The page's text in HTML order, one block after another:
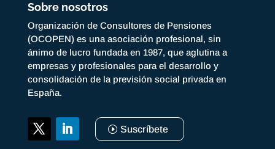
Sobre nosotros
Organización de Consultores de Pensiones
(OCOPEN) es una asociación profesional, sin
ánimo de lucro fundada en 1987, que aglutina a
empresas y profesionales para el desarrollo y
consolidación de la previsión social privada en
España.
Suscríbete